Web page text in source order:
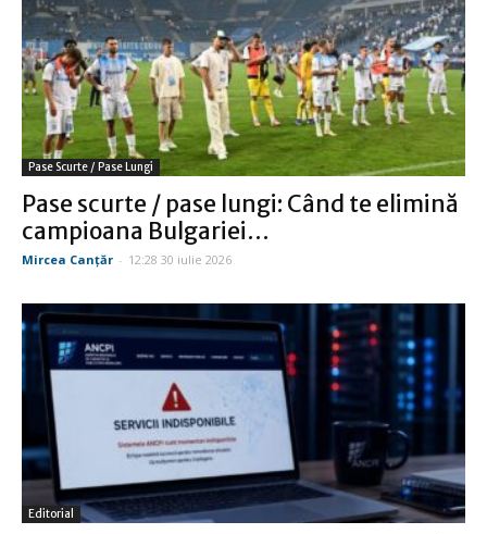
Pase Scurte / Pase Lungi
Pase scurte / pase lungi: Când te elimină
campioana Bulgariei…
Mircea Canţăr - 12:28 30 iulie 2026
Editorial